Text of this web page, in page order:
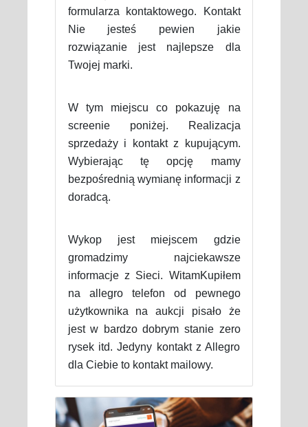
formularza kontaktowego. Kontakt
Nie jesteś pewien jakie
rozwiązanie jest najlepsze dla
Twojej marki.
W tym miejscu co pokazuję na
screenie poniżej. Realizacja
sprzedaży i kontakt z kupującym.
Wybierając tę opcję mamy
bezpośrednią wymianę informacji z
doradcą.
Wykop jest miejscem gdzie
gromadzimy najciekawsze
informacje z Sieci. WitamKupiłem
na allegro telefon od pewnego
użytkownika na aukcji pisało że
jest w bardzo dobrym stanie zero
rysek itd. Jedyny kontakt z Allegro
dla Ciebie to kontakt mailowy.